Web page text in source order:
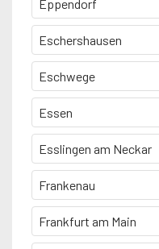
Eppendorf
Eschershausen
Eschwege
Essen
Esslingen am Neckar
Frankenau
Frankfurt am Main